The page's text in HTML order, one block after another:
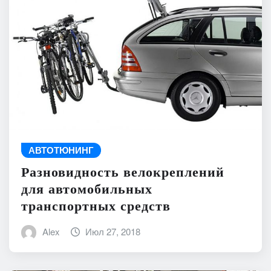
АВТОТЮНИНГ
Разновидность велокреплений
для автомобильных
транспортных средств
Alex Июл 27, 2018